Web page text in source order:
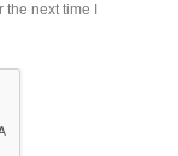
next time I